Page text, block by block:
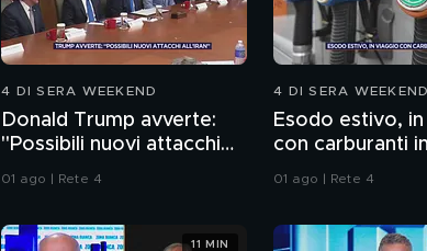
4 DI SERA WEEKEND
Donald Trump avverte:
"Possibili nuovi attacchi
all'Iran"
01 ago | Rete 4
4 DI SERA WEEKEND
Esodo estivo,
con carburanti
01 ago | Rete 4
11 MIN